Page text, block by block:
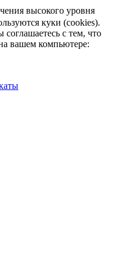
высокого уровня
куки (cookies).
с тем, что
вашем компьютере: